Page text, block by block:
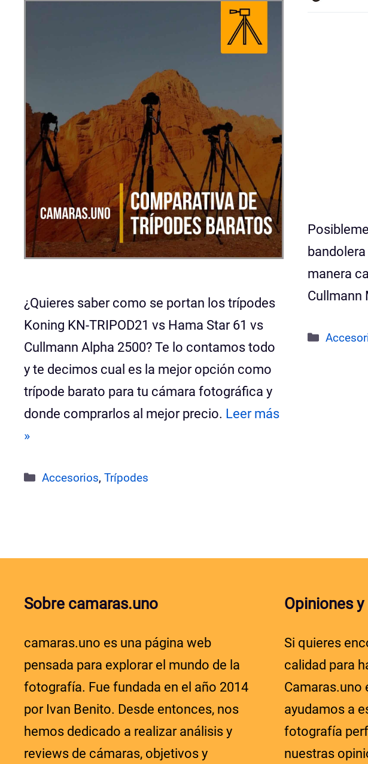
¿Quieres saber como se portan los trípodes
Koning KN-TRIPOD21 vs Hama Star 61 vs
Cullmann Alpha 2500? Te lo contamos todo
y te decimos cual es la mejor opción como
trípode barato para tu cámara fotográfica y
donde comprarlos al mejor precio. Leer más
»
Categorías
Accesorios, Trípodes
manera
Cullmann
Sobre camaras.uno
camaras.uno es una página web
pensada para explorar el mundo de la
fotografía. Fue fundada en el año 2014
por Ivan Benito. Desde entonces, nos
hemos dedicado a realizar análisis y
reviews de cámaras, objetivos y
Opiniones
Si quieres
calidad para
Camaras.uno
ayudamos a
fotografía
nuestras